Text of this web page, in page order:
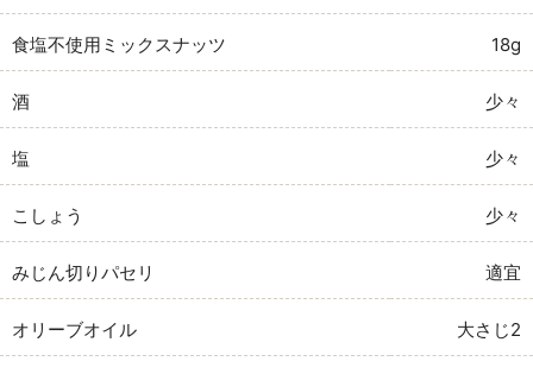
食塩不使用ミックスナッツ 18g
酒 少々
塩 少々
こしょう 少々
みじん切りパセリ 適宜
オリーブオイル 大さじ2